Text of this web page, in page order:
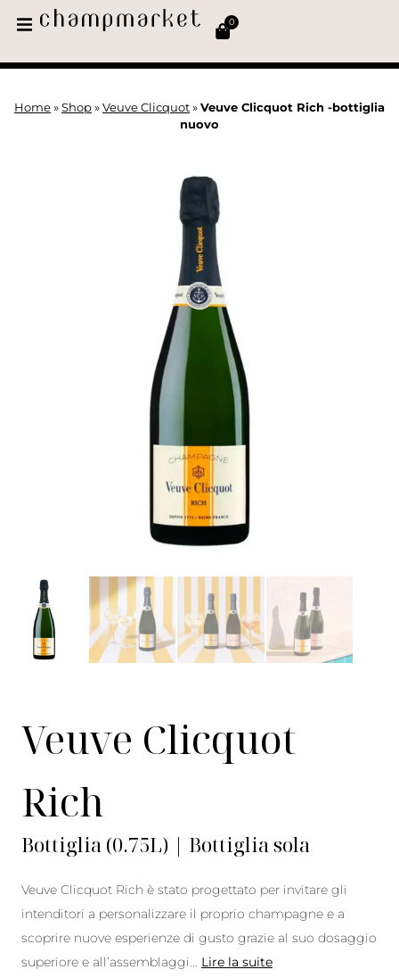
0
Home » Shop » Veuve Clicquot » Veuve Clicquot Rich -bottiglia
nuovo
Veuve Clicquot
Rich
Bottiglia (0.75L) | Bottiglia sola
Veuve Clicquot Rich è stato progettato per invitare gli
intenditori a personalizzare il proprio champagne e a
scoprire nuove esperienze di gusto grazie al suo dosaggio
superiore e all’assemblaggi
Lire la suite